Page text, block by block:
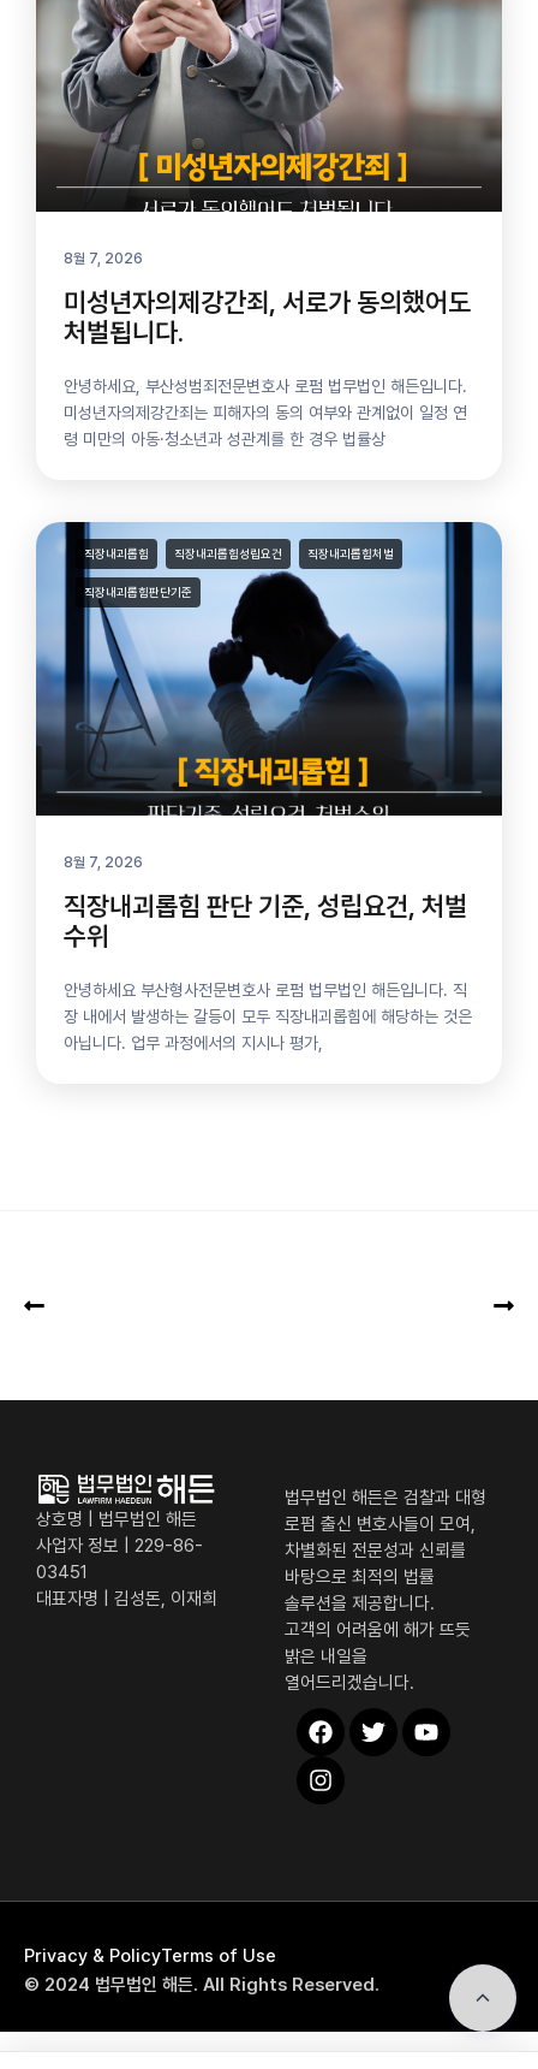
8월 7, 2026
미성년자의제강간죄, 서로가 동의했어도
처벌됩니다.
안녕하세요, 부산성범죄전문변호사 로펌 법무법인 해든입니다.
미성년자의제강간죄는 피해자의 동의 여부와 관계없이 일정 연
령 미만의 아동·청소년과 성관계를 한 경우 법률상
직장내괴롭힘 직장내괴롭힘성립요건 직장내괴롭힘처벌
직장내괴롭힘판단기준
8월 7, 2026
직장내괴롭힘 판단 기준, 성립요건, 처벌
수위
안녕하세요 부산형사전문변호사 로펌 법무법인 해든입니다. 직
장 내에서 발생하는 갈등이 모두 직장내괴롭힘에 해당하는 것은
아닙니다. 업무 과정에서의 지시나 평가,
상호명 | 법무법인 해든
사업자 정보 | 229-86-
03451
대표자명 | 김성돈, 이재희
법무법인 해든은 검찰과 대형
로펌 출신 변호사들이 모여,
차별화된 전문성과 신뢰를
바탕으로 최적의 법률
솔루션을 제공합니다.
고객의 어려움에 해가 뜨듯
밝은 내일을
열어드리겠습니다.
Privacy & PolicyTerms of Use
© 2024 법무법인 해든. All Rights Reserved.
해든 퀵 메뉴